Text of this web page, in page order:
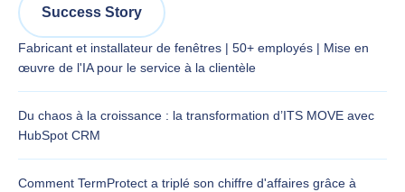
Success Story
Fabricant et installateur de fenêtres | 50+ employés | Mise en
œuvre de l'IA pour le service à la clientèle
Du chaos à la croissance : la transformation d’ITS MOVE avec
HubSpot CRM
Comment TermProtect a triplé son chiffre d'affaires grâce à